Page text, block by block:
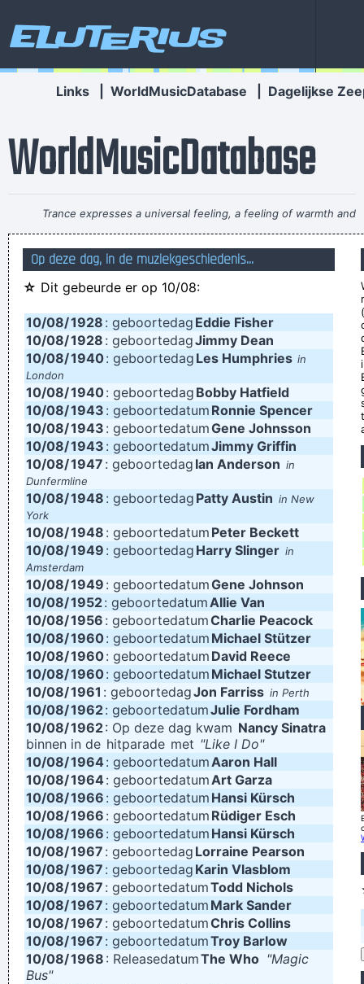
Eluterius
Links WorldMusicDatabase Dagelijkse
WorldMusicDatabase
Trance expresses a universal feeling, a feeling of warmth and
freedom. That’s why people lift their hands while dancing. For
some reason the Netherlands have some artists who express
that feeling, but actually it’s the Belgians who deserve all the
credit. You guys smoothed the path for us years ago.
Armin Van Buuren
We don't like their sound, and guitar music is on the way out
~
Decca Recording Company rejecting the Beatles, 1962
I just do what I do. I like to make music~ Neil Young
Ask Yourself: Have You Been Kind Today? Make Kindness
Your Daily Modus Operandi And Change Your World
... Just as Jesus created wine from water, we humans are
capable on transmuting emotion into music..~ Carlos Santana
Music is your own experience, your own thoughts, your
wisdom. If you don't live it, it won't come out of your horn.
They teach you there's a boundary line to music. But, man,
there's no boundary line to art.~ Charlie Parker
Vrouwen moeten luisteren en doen wat ik zeg. Zij moeten
vooral niet zeuren~ Kanye West
(Annoyed) Nothing!~ Mc Turbo B
happened in that bar he went to, where gay men had
squeezed his butt
I´m a tidy sort of bloke I don´t like chaos. I kept records in
the record rack, tea in the tea caddy, and pot in the pot box
~ George Harrison
I think pop music has done more for oral intercourse than
anything else that ever happened, and vice versa.
Don't play what's there, play what's not there.~ Miles Davis
Coldplay are just four friends trying to make great music
Will Champion
Op deze dag, in de muziekgeschiedenis...
☆ Dit gebeurde er op 10/08:
10/08/1928 : geboortedag Eddie Fisher
10/08/1928 : geboortedagJimmy Dean
10/08/1940: geboortedag Les Humphries in
London
10/08/1940: geboortedag Bobby Hatfield
10/08/1943 : geboortedatum Ronnie Spencer
10/08/1943 : geboortedatumGene Johnsson
10/08/1943 : geboortedatumJimmy Griffin
10/08/1947 : geboortedag Ian Anderson in
Dunfermline
10/08/1948 : geboortedag Patty Austin in New
York
10/08/1948 : geboortedatum Peter Beckett
10/08/1949 : geboortedag Harry Slinger in
Amsterdam
10/08/1949 : geboortedatumGene Johnson
10/08/1952: geboortedatumAllie Van
10/08/1956 : geboortedatumCharlie Peacock
10/08/1960: geboortedatum Michael Stützer
10/08/1960: geboortedatum David Reece
10/08/1960: geboortedatum Michael Stutzer
10/08/1961 : geboortedagJon Farriss in Perth
10/08/1962: geboortedatumJulie Fordham
10/08/1962: Op deze dag kwam Nancy Sinatra
binnen in de hitparade met "Like I Do"
10/08/1964 : geboortedatumAaron Hall
10/08/1964: geboortedatumArt Garza
10/08/1966 : geboortedatum Hansi Kürsch
10/08/1966 : geboortedatum Rüdiger Esch
10/08/1966 : geboortedatum Hansi Kürsch
10/08/1967 : geboortedag Lorraine Pearson
10/08/1967 : geboortedag Karin Vlasblom
10/08/1967 : geboortedatumTodd Nichols
10/08/1967 : geboortedatum Mark Sander
10/08/1967 : geboortedatumChris Collins
10/08/1967 : geboortedatumTroy Barlow
10/08/1968 : ReleasedatumThe Who "Magic
Bus"